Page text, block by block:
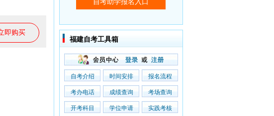
即购买
福建自考工具箱
自考介绍 时间安排 报名流程
考办电话 成绩查询 考场查询
开考科目 学位申请 实践考核